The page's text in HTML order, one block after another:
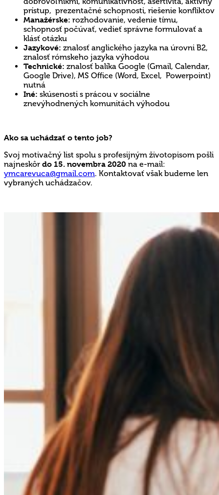
prístup, prezentačné schopnosti, riešenie konfliktov
Manažérske: rozhodovanie, vedenie tímu,
schopnosť počúvať, vedieť správne formulovať a
klásť otázku
Jazykové: znalosť anglického jazyka na úrovni B2,
znalosť rómskeho jazyka výhodou
Technické: znalosť balíka Google (Gmail, Calendar,
Google Drive), MS Office (Word, Excel, Powerpoint)
nutná
Iné: skúsenosti s prácou v sociálne
znevýhodnených komunitách výhodou
Ako sa uchádzať o tento job?
Svoj motivačný list spolu s profesijným životopisom pošli
najneskôr do 15. novembra 2020 na e-mail:
ymcarevuca@gmail.com. Kontaktovať však budeme len
vybraných uchádzačov.